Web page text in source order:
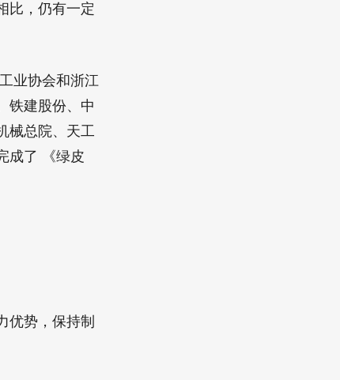
比，仍有一定
业协会和浙江
铁建股份、中
械总院、天工
成了 《绿皮
势，保持制